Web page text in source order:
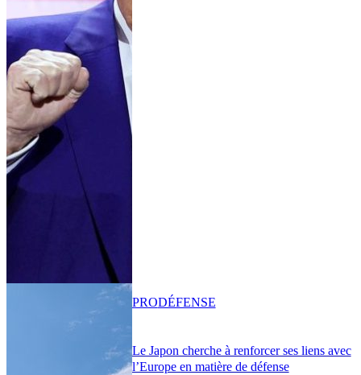
Le Japon cherche à renforcer ses liens avec
l’Europe en matière de défense
PRODÉFENSE